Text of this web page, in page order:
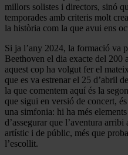
millors solistes i directors, sinó
temporades amb criteris molt
la història com la que avui ens
Si ja l’any 2024, la formació va
Beethoven el dia exacte del 200
aquest cop ha volgut fer el
que es va estrenar el 25 d’abril
la que comentem aquí és la
que sigui en versió de concert,
una simfonia: hi ha més
d’assegurar que l’aventura
artístic i de públic, més que
l’escollit.